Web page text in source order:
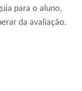
para o aluno,
da avaliação.